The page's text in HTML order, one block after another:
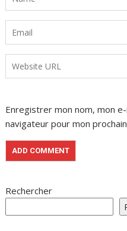
Enregistrer mon nom, mon
navigateur pour mon
Rechercher